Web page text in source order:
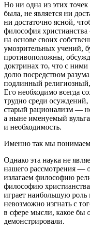
Но ни одна из этих
была, не является ни
ни достаточно ясной,
философия
на основе своих
умозрительных учений,
противоположны,
доктринах то, что с ними
долю посредством
подлинный
Его необходимо всегда
трудно среди
старый рационализм —
а ныне именуемый
и необходимость.
Именно так мы
Однако эта наука не
нашего рассмотрения —
излагаем философию
философию
играет наибольшую роль
невозможно изгнать с
в сфере мысли, какое бы
демонстрировали.